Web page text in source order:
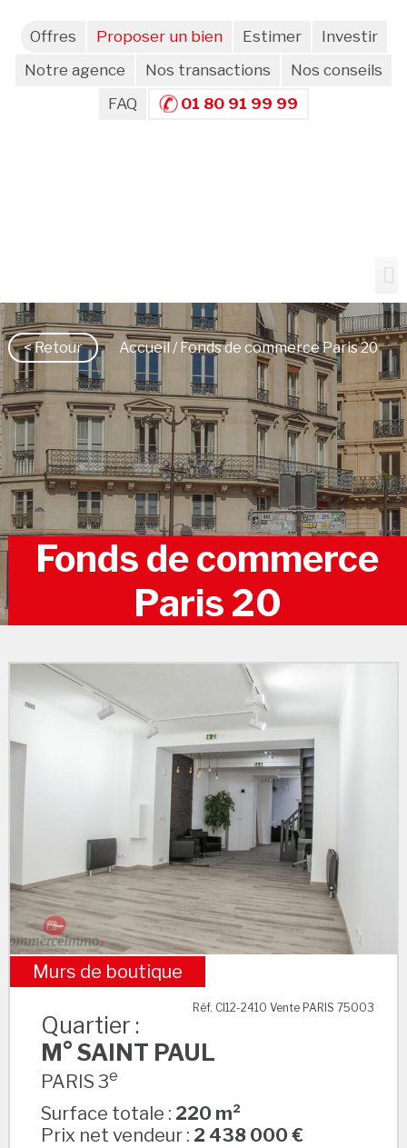
Offres Proposer un bien Estimer
Investir
Notre agence
Nos transactions
Nos conseils
FAQ
01 80 91 99 99
< Retour Accueil/ Fonds de commerce Paris 20
Fonds de commerce
Paris 20
M° SAINT PAUL
Murs de boutique
Réf. CI12-2410 Vente PARIS 75003
Quartier :
M° SAINT PAUL
PARIS 3e
Surface totale : 220 m²
Prix net vendeur : 2 438 000 €